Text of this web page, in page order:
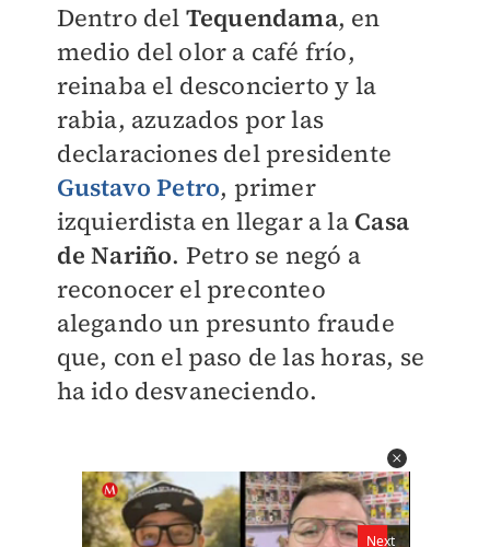
Dentro del Tequendama, en
medio del olor a café frío,
reinaba el desconcierto y la
rabia, azuzados por las
declaraciones del presidente
Gustavo Petro, primer
izquierdista en llegar a la Casa
de Nariño. Petro se negó a
reconocer el preconteo
alegando un presunto fraude
que, con el paso de las horas, se
ha ido desvaneciendo.